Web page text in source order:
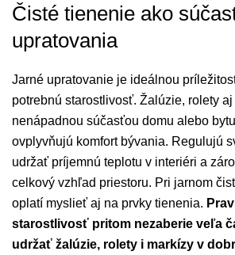
Čisté tienenie ako
upratovania
Jarné upratovanie je ideálnou
potrebnú starostlivosť. Žalúzie, rolety
nenápadnou súčasťou domu alebo
ovplyvňujú komfort bývania. Regulujú
udržať príjemnú teplotu v interiéri a
celkový vzhľad priestoru. Pri jarnom
oplatí myslieť aj na prvky tienenia.
starostlivosť pritom nezaberie veľa
udržať žalúzie, rolety i markízy v